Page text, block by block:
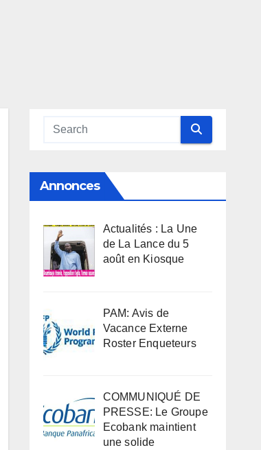
Annonces
Actualités : La Une
de La Lance du 5
août en Kiosque
PAM: Avis de
Vacance Externe
Roster Enqueteurs
COMMUNIQUÉ DE
PRESSE: Le Groupe
Ecobank maintient
une solide